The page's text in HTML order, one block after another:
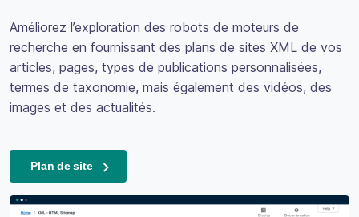
Améliorez l’exploration des robots de moteurs de
recherche en fournissant des plans de sites XML de vos
articles, pages, types de publications personnalisées,
termes de taxonomie, mais également des vidéos, des
images et des actualités.
Plan de site